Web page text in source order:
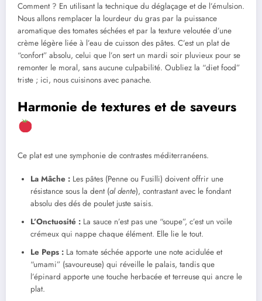
Comment ? En utilisant la technique du déglaçage et de l’émulsion.
Nous allons remplacer la lourdeur du gras par la puissance
aromatique des tomates séchées et par la texture veloutée d’une
crème légère liée à l’eau de cuisson des pâtes. C’est un plat de
“confort” absolu, celui que l’on sert un mardi soir pluvieux pour se
remonter le moral, sans aucune culpabilité. Oubliez la “diet food”
triste ; ici, nous cuisinons avec panache.
Harmonie de textures et de saveurs
Ce plat est une symphonie de contrastes méditerranéens.
La Mâche : Les pâtes (Penne ou Fusilli) doivent offrir une
résistance sous la dent (al dente), contrastant avec le fondant
absolu des dés de poulet juste saisis.
L’Onctuosité : La sauce n’est pas une “soupe”, c’est un voile
crémeux qui nappe chaque élément. Elle lie le tout.
Le Peps : La tomate séchée apporte une note acidulée et
“umami” (savoureuse) qui réveille le palais, tandis que
l’épinard apporte une touche herbacée et terreuse qui ancre le
plat.